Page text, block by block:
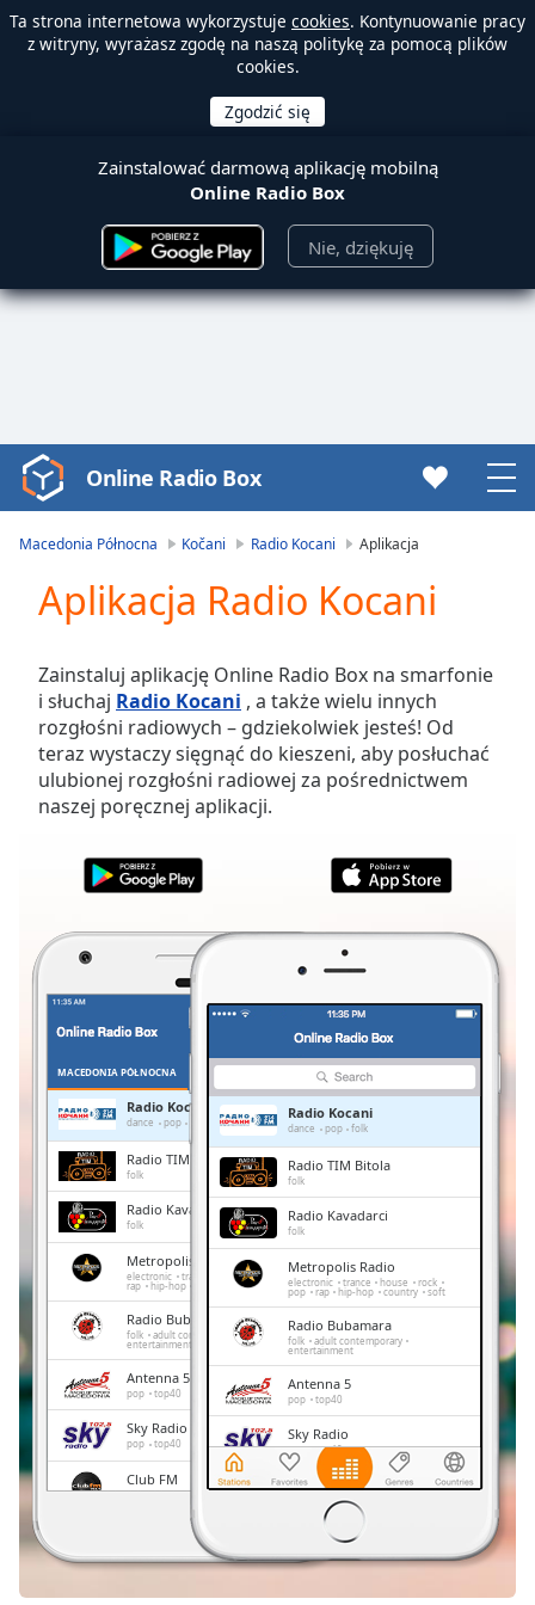
Ta strona internetowa wykorzystuje cookies. Kontynuowanie pracy
z witryny, wyrażasz zgodę na naszą politykę za pomocą plików
cookies.
Zainstalować darmową aplikację mobilną
Online Radio Box
Nie, dziękuję
Video
Player
Play
Video
Skip
Backward
Skip
Forward
Mute
Current
Time0:00
Duration-:-
Stream
Type
LIVE
Seek to
currently
LIVE
Remaining
Playback
Rate
Chapters
Chapters
Descriptions
descriptions
off,
selected
Subtitles
subtitles
settings,
Online Radio Box
Macedonia Północna Kočani Radio Kocani Aplikacja
Aplikacja Radio Kocani
Zainstaluj aplikację Online Radio Box na smarfonie
i słuchaj Radio Kocani , a także wielu innych
rozgłośni radiowych – gdziekolwiek jesteś! Od
teraz wystaczy sięgnąć do kieszeni, aby posłuchać
ulubionej rozgłośni radiowej za pośrednictwem
naszej poręcznej aplikacji.
MACEDONIA PÓŁNOCNA
Radio Kocani
dance pop
Radio TIM Bitola
folk
Radio Kavadarci
folk
Metropolis Radio
electronic trance house rock pop
rap hip-hop soft
Radio Bubamara
folk adult contemporary
entertainment
Antenna 5
pop top40
Sky Radio
pop top40
Club FM
adult contemporary
Star Radio (Ex-YU Retro)
retro
Radio Kocani
dance pop folk
Radio TIM Bitola
folk
Radio Kavadarci
folk
Metropolis Radio
electronic trance house rock
pop rap hip-hop country soft
Radio Bubamara
folk adult contemporary
entertainment
Antenna 5
pop top40
Sky Radio
pop top40
Club FM
adult contemporary
Star Radio (Ex-YU Retro)